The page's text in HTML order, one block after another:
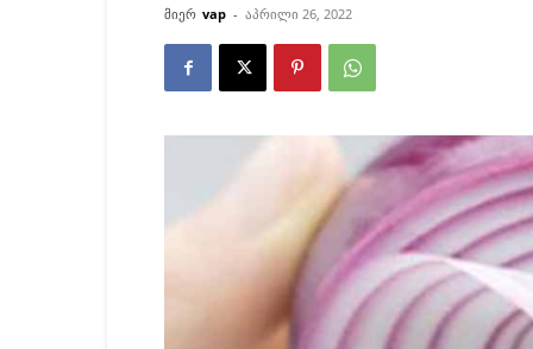
მიერ vap - აპრილი 26, 2022